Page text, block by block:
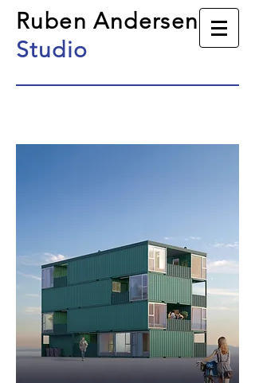
Ruben Andersen
Studio